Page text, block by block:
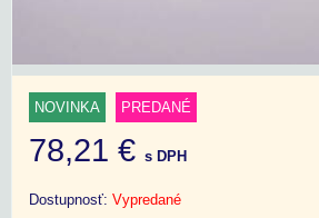
NOVINKA PREDANÉ
78,21 € s DPH
Dostupnosť: Vypredané